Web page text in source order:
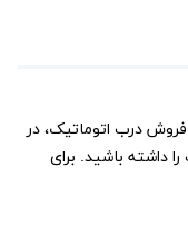
درب اتوماتیک، در
داشته باشید. برای